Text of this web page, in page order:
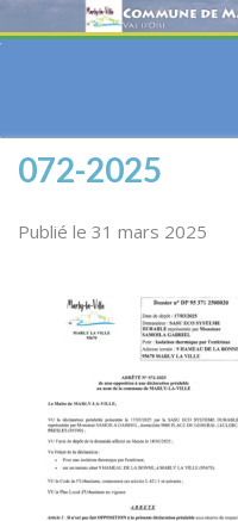
072-2025
Publié le 31 mars 2025